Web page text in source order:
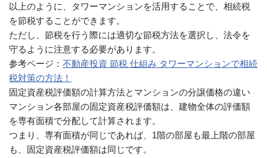
以上のように、タワーマンションを活用することで、相続税
を節税することができます。
ただし、節税を行う際には適切な節税方法を選択し、法令を
守るように注意する必要があります。
参考ページ： 不動産投資 節税 仕組み タワーマンションで相続
税対策の方法！
固定資産税評価額の計算方法とマンションの分譲価格の違い
マンション各部屋の固定資産税評価額は、建物全体の評価額
を専有面積で分配して計算されます。
つまり、専有面積が同じであれば、1階の部屋も最上階の部屋
も、固定資産税評価額は同じです。